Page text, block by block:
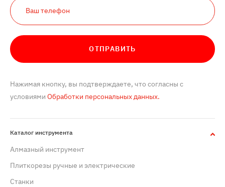
ОТПРАВИТЬ
Нажимая кнопку, вы подтверждаете, что согласны с
условиями Обработки персональных данных.
Каталог инструмента
Алмазный инструмент
Плиткорезы ручные и электрические
Станки